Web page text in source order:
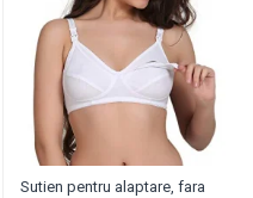
Sutien pentru alaptare, fara